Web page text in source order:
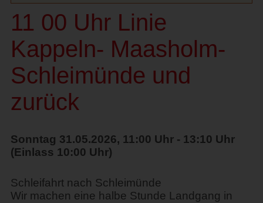
11 00 Uhr Linie
Kappeln- Maasholm-
Schleimünde und
zurück
Sonntag 31.05.2026, 11:00 Uhr - 13:10 Uhr
(Einlass 10:00 Uhr)
Schleifahrt nach Schleimünde
Wir machen eine halbe Stunde Landgang in